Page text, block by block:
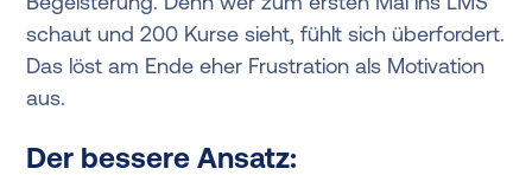
schaut und 200 Kurse sieht, fühlt sich überfordert.
Das löst am Ende eher Frustration als Motivation
aus.
Der bessere Ansatz: